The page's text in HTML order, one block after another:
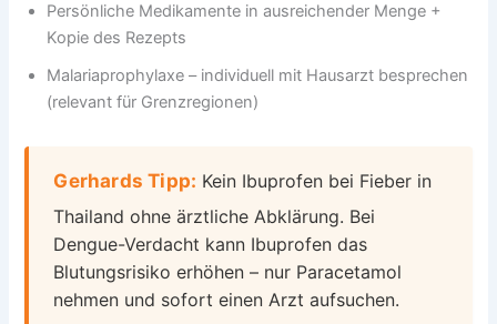
Persönliche Medikamente in ausreichender Menge +
Kopie des Rezepts
Malariaprophylaxe – individuell mit Hausarzt besprechen
(relevant für Grenzregionen)
Gerhards Tipp: Kein Ibuprofen bei Fieber in
Thailand ohne ärztliche Abklärung. Bei
Dengue-Verdacht kann Ibuprofen das
Blutungsrisiko erhöhen – nur Paracetamol
nehmen und sofort einen Arzt aufsuchen.